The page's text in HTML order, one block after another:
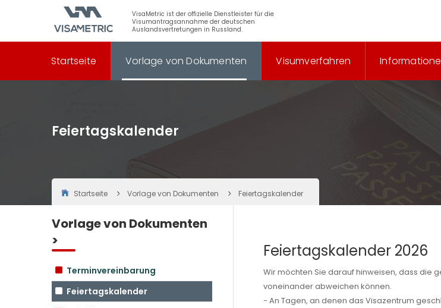
VisaMetric ist der offizielle Dienstleister für die
Visumantragsannahme der deutschen
Auslandsvertretungen in Russland.
Startseite Vorlage von Dokumenten Visumverfahren
Feiertagskalender
Startseite Vorlage von Dokumenten Feiertagskalender
Vorlage von Dokumenten
>
Terminvereinbarung
Feiertagskalender
Feiertagskalender 2026
Wir möchten Sie darauf hinweisen, dass die
voneinander abweichen können.
- An Tagen, an denen das Visazentrum